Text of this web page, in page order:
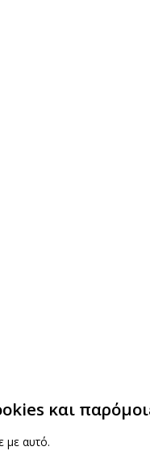
και
με αυτό.